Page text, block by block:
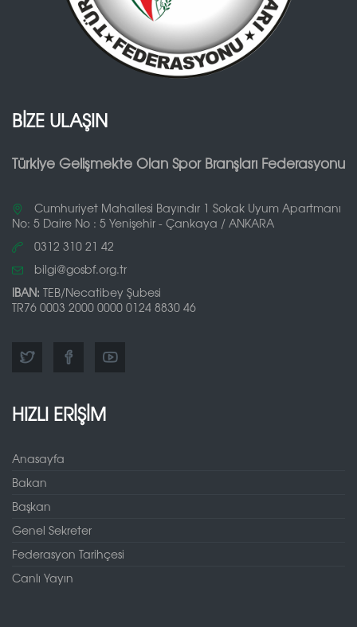
BİZE ULAŞIN
Türkiye Gelişmekte Olan Spor Branşları Federasyonu
Cumhuriyet Mahallesi Bayındır 1 Sokak Uyum Apartmanı
No: 5 Daire No : 5 Yenişehir - Çankaya / ANKARA
0312 310 21 42
bilgi@gosbf.org.tr
IBAN: TEB/Necatibey Şubesi
TR76 0003 2000 0000 0124 8830 46
HIZLI ERİŞİM
Anasayfa
Bakan
Başkan
Genel Sekreter
Federasyon Tarihçesi
Canlı Yayın